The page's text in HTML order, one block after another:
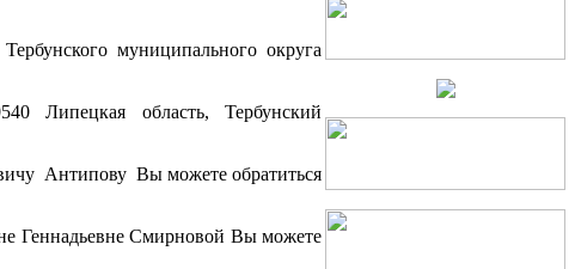
муниципального округа
Липецкая область, Тербунский
Антипову Вы можете обратиться
Геннадьевне Смирновой Вы можете